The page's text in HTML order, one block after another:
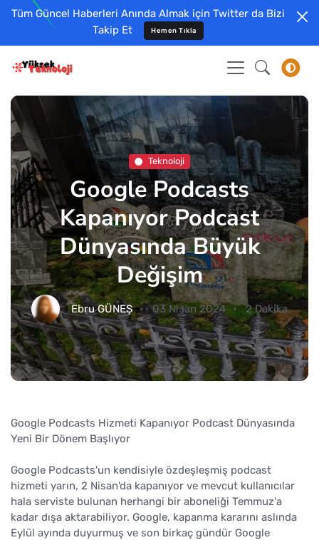
Tüm Güncel Haberleri Anında Almak için Twitter da Bizi
Takip Et
Hemen Tıkla
Teknoloji
Google Podcasts
Kapanıyor Podcast
Dünyasında Büyük
Değişim
Ebru GÜNEŞ 03 Nisan 2024 2 Dakika
Google Podcasts Hizmeti Kapanıyor Podcast Dünyasında
Yeni Bir Dönem Başlıyor
Google Podcasts'un kendisiyle özdeşleşmiş podcast
hizmeti yarın, 2 Nisan'da kapanıyor ve mevcut kullanıcılar
hala serviste bulunan herhangi bir aboneliği Temmuz'a
kadar dışa aktarabiliyor. Google, kapanma kararını aslında
Eylül ayında duyurmuş ve son birkaç gündür Google